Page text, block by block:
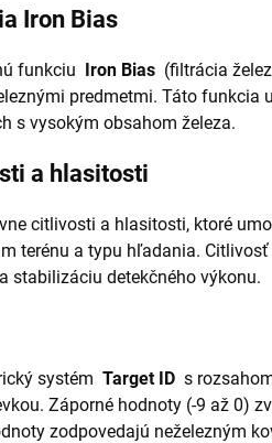
Iron Bias
funkciu Iron Bias (filtrácia
predmetmi. Táto funkcia
s vysokým obsahom železa.
a hlasitosti
citlivosti a hlasitosti, ktoré
terénu a typu hľadania.
stabilizáciu detekčného výkonu.
systém Target ID s
Záporné hodnoty (-9 až 0)
zodpovedajú neželezným